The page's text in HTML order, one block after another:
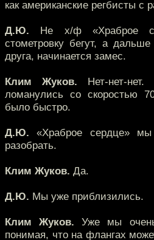
как американские регбисты с
Д.Ю. Не х/ф «Храброе
стометровку бегут, а дальше
друга, начинается замес.
Клим Жуков. Нет-нет-
ломанулись со скоростью
было быстро.
Д.Ю. «Храброе сердце»
разобрать.
Клим Жуков. Да.
Д.Ю. Мы уже приблизились.
Клим Жуков. Уже мы
понимая, что на флангах